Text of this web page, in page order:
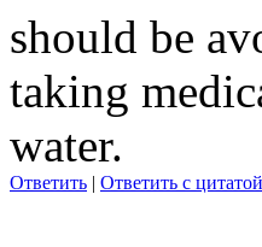
should be
taking
water.
Ответить | Ответить с цитатой